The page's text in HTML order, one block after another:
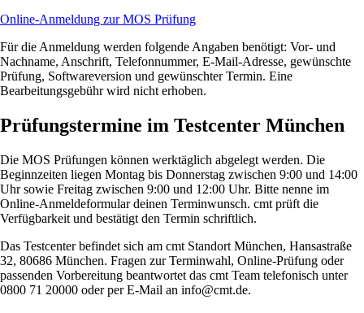
Online-Anmeldung zur MOS Prüfung
Für die Anmeldung werden folgende Angaben benötigt: Vor- und
Nachname, Anschrift, Telefonnummer, E-Mail-Adresse, gewünschte
Prüfung, Softwareversion und gewünschter Termin. Eine
Bearbeitungsgebühr wird nicht erhoben.
Prüfungstermine im Testcenter München
Die MOS Prüfungen können werktäglich abgelegt werden. Die
Beginnzeiten liegen Montag bis Donnerstag zwischen 9:00 und 14:00
Uhr sowie Freitag zwischen 9:00 und 12:00 Uhr. Bitte nenne im
Online-Anmeldeformular deinen Terminwunsch. cmt prüft die
Verfügbarkeit und bestätigt den Termin schriftlich.
Das Testcenter befindet sich am cmt Standort München, Hansastraße
32, 80686 München. Fragen zur Terminwahl, Online-Prüfung oder
passenden Vorbereitung beantwortet das cmt Team telefonisch unter
0800 71 20000 oder per E-Mail an info@cmt.de.